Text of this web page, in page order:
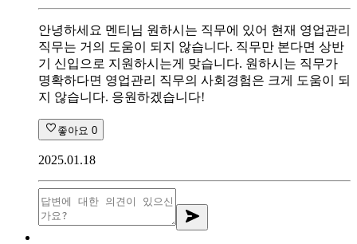
안녕하세요 멘티님 원하시는 직무에 있어 현재 영업관리
직무는 거의 도움이 되지 않습니다. 직무만 본다면 상반
기 신입으로 지원하시는게 맞습니다. 원하시는 직무가
명확하다면 영업관리 직무의 사회경험은 크게 도움이 되
지 않습니다. 응원하겠습니다!
좋아요 0
2025.01.18